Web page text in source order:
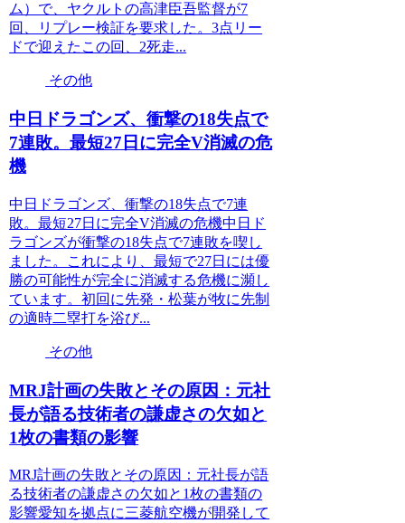
ム）で、ヤクルトの高津臣吾監督が7
回、リプレー検証を要求した。3点リー
ドで迎えたこの回、2死走...
その他
中日ドラゴンズ、衝撃の18失点で
7連敗。最短27日に完全V消滅の危
機
中日ドラゴンズ、衝撃の18失点で7連
敗。最短27日に完全V消滅の危機中日ド
ラゴンズが衝撃の18失点で7連敗を喫し
ました。これにより、最短で27日には優
勝の可能性が完全に消滅する危機に瀕し
ています。初回に先発・松葉が牧に先制
の適時二塁打を浴び...
その他
MRJ計画の失敗とその原因：元社
長が語る技術者の謙虚さの欠如と
1枚の書類の影響
MRJ計画の失敗とその原因：元社長が語
る技術者の謙虚さの欠如と1枚の書類の
影響愛知を拠点に三菱航空機が開発して